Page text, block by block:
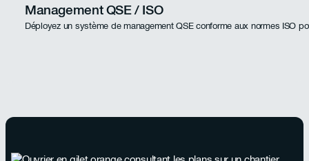
Management QSE / ISO
Déployez un système de management QSE conforme aux normes ISO